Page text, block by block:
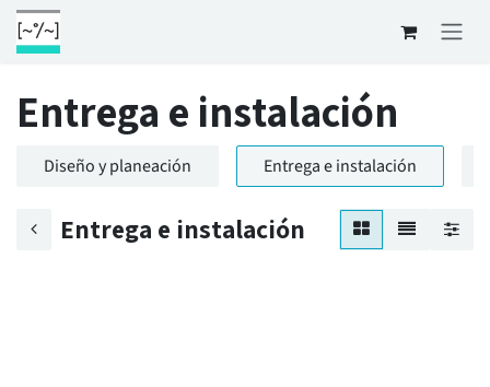
Ir al contenido
Entrega e instalación
Diseño y planeación Entrega e instalación
Entrega e instalación